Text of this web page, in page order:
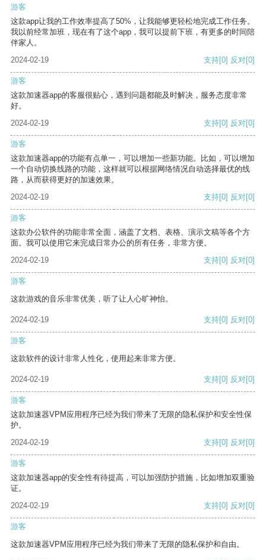
游客
这款app让我的工作效率提高了50%，让我能够更轻松地完成工作任务。
我以前经常加班，现在有了这个app，我可以提前下班，有更多的时间陪
伴家人。
2024-02-19
支持[0] 反对[0]
游客
这款加速器app的客服很贴心，遇到问题都能及时解决，服务态度非常
好。
2024-02-19
支持[0] 反对[0]
游客
这款加速器app的功能有点单一，可以增加一些新功能。比如，可以增加
一个自动切换线路的功能，这样就可以根据网络情况自动选择最优的线
路，从而获得更好的加速效果。
2024-02-19
支持[0] 反对[0]
游客
这款办公软件的功能非常全面，涵盖了文档、表格、演示文稿等各个方
面。我可以使用它来完成日常办公的所有任务，非常方便。
2024-02-19
支持[0] 反对[0]
游客
这款游戏的音乐非常优美，听了让人心旷神怡。
2024-02-19 支持[0] 反对[0]
游客
这款软件的设计非常人性化，使用起来非常方便。
2024-02-19 支持[0] 反对[0]
游客
这款加速器VPM应用程序已经为我们带来了无限的隐私保护和安全性保
护。
2024-02-19
支持[0] 反对[0]
游客
这款加速器app的安全性有待提高，可以加强防护措施，比如增加双重验
证。
2024-02-19
支持[0] 反对[0]
游客
这款加速器VPM应用程序已经为我们带来了无限的隐私保护和自由。